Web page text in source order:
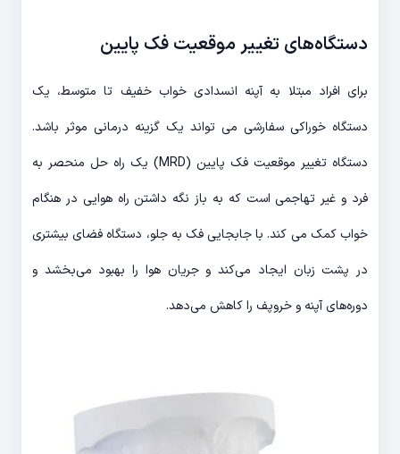
دستگاه‌های تغییر موقعیت فک پایین
برای افراد مبتلا به آپنه انسدادی خواب خفیف تا متوسط، یک
دستگاه خوراکی سفارشی می تواند یک گزینه درمانی موثر باشد.
دستگاه تغییر موقعیت فک پایین (MRD) یک راه حل منحصر به
فرد و غیر تهاجمی است که به باز نگه داشتن راه هوایی در هنگام
خواب کمک می کند. با جابجایی فک به جلو، دستگاه فضای بیشتری
در پشت زبان ایجاد می‌کند و جریان هوا را بهبود می‌بخشد و
دوره‌های آپنه و خروپف را کاهش می‌دهد.